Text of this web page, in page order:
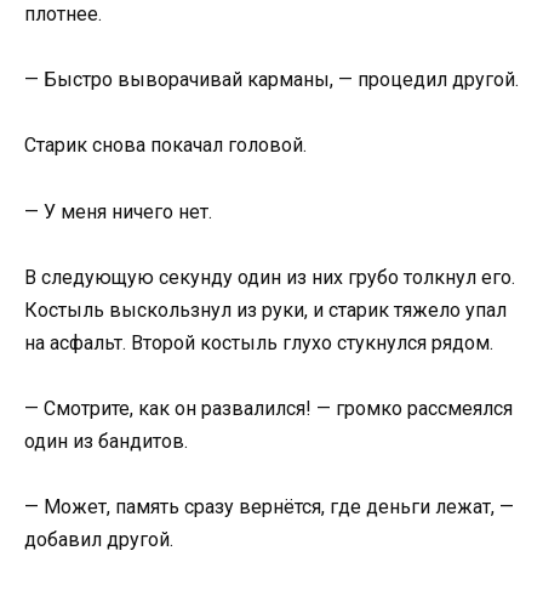
плотнее.
— Быстро выворачивай карманы, — процедил другой.
Старик снова покачал головой.
— У меня ничего нет.
В следующую секунду один из них грубо толкнул его.
Костыль выскользнул из руки, и старик тяжело упал
на асфальт. Второй костыль глухо стукнулся рядом.
— Смотрите, как он развалился! — громко рассмеялся
один из бандитов.
— Может, память сразу вернётся, где деньги лежат, —
добавил другой.